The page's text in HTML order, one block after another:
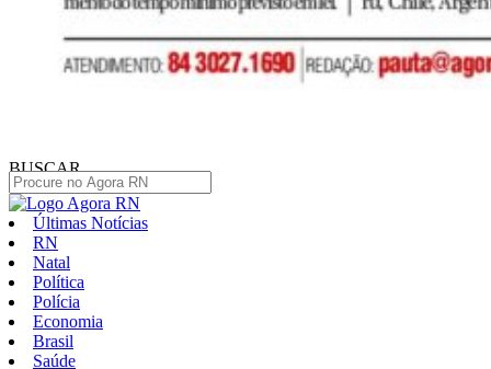
BUSCAR
Últimas Notícias
RN
Natal
Política
Polícia
Economia
Brasil
Saúde